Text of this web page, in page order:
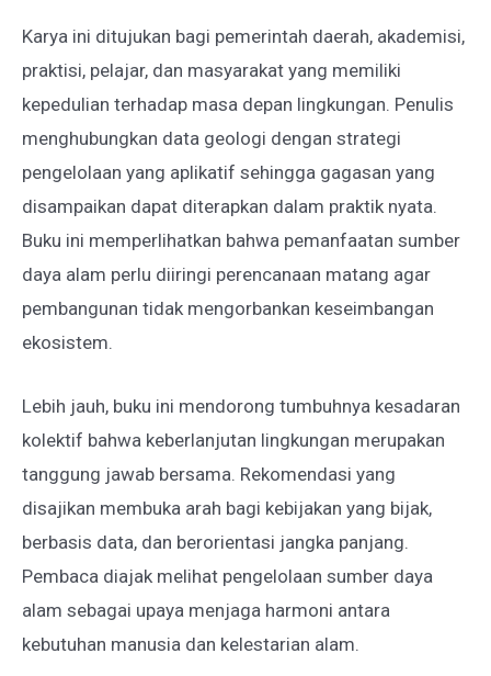
Karya ini ditujukan bagi pemerintah daerah, akademisi,
praktisi, pelajar, dan masyarakat yang memiliki
kepedulian terhadap masa depan lingkungan. Penulis
menghubungkan data geologi dengan strategi
pengelolaan yang aplikatif sehingga gagasan yang
disampaikan dapat diterapkan dalam praktik nyata.
Buku ini memperlihatkan bahwa pemanfaatan sumber
daya alam perlu diiringi perencanaan matang agar
pembangunan tidak mengorbankan keseimbangan
ekosistem.
Lebih jauh, buku ini mendorong tumbuhnya kesadaran
kolektif bahwa keberlanjutan lingkungan merupakan
tanggung jawab bersama. Rekomendasi yang
disajikan membuka arah bagi kebijakan yang bijak,
berbasis data, dan berorientasi jangka panjang.
Pembaca diajak melihat pengelolaan sumber daya
alam sebagai upaya menjaga harmoni antara
kebutuhan manusia dan kelestarian alam.